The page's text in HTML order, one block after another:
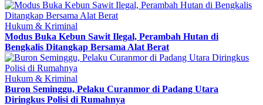
Hukum & Kriminal
Modus Buka Kebun Sawit Ilegal, Perambah Hutan di
Bengkalis Ditangkap Bersama Alat Berat
Hukum & Kriminal
Buron Seminggu, Pelaku Curanmor di Padang Utara
Diringkus Polisi di Rumahnya